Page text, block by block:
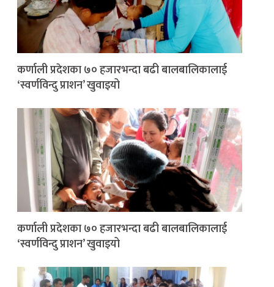
कर्णाली प्रदेशका ७० हजारभन्दा बढी बालबालिकालाई
‘स्वर्णविन्दु प्राशन’ खुवाइयो
कर्णाली प्रदेशका ७० हजारभन्दा बढी बालबालिकालाई
‘स्वर्णविन्दु प्राशन’ खुवाइयो